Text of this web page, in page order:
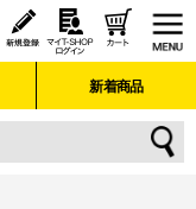
新着商品